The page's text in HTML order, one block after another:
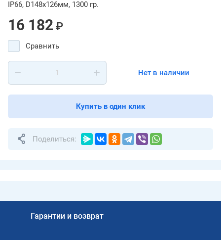
IP66, D148х126мм, 1300 гр.
16 182 ₽
Сравнить
Нет в наличии
Купить в один клик
Поделиться:
Гарантии и возврат